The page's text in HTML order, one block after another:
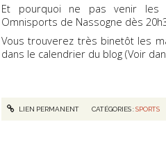
Et pourquoi ne pas venir
Omnisports de Nassogne dès
Vous trouverez très binetôt les
dans le calendrier du blog (Voir
LIEN PERMANENT CATÉGORIES :SPORTS